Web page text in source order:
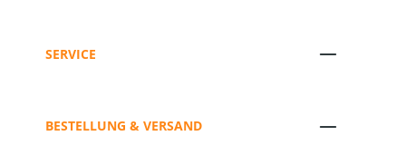
SERVICE
BESTELLUNG & VERSAND